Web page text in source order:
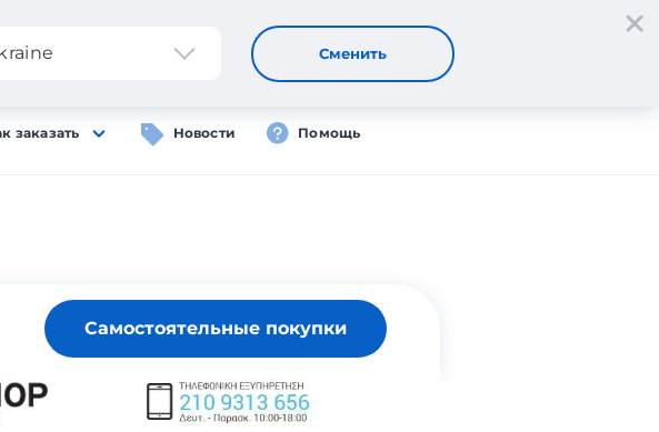
Регистрация
заказать Новости Помощь
Сменить
Самостоятельные покупки